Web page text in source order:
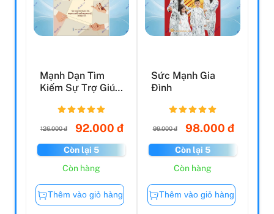
Mạnh Dạn Tìm
Kiếm Sự Trợ Giúp
Mạnh ...
126.000 đ 92.000 đ
Còn lại 5
Còn hàng
Thêm vào giỏ hàng
Sức Mạnh Gia
Đình
99.000 đ 98.000 đ
Còn lại 5
Còn hàng
Thêm vào giỏ hàng